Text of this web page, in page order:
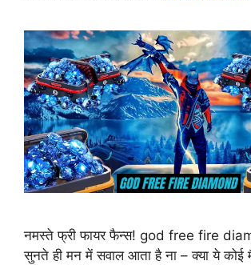
नमस्ते फ्री फायर फैन्स! god free fire
सुनते ही मन में सवाल आता है ना – क्या ये